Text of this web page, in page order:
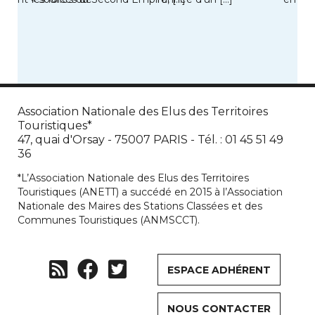
Association Nationale des Elus des Territoires
Touristiques*
47, quai d'Orsay - 75007 PARIS - Tél. : 01 45 51 49
36
*L’Association Nationale des Elus des Territoires
Touristiques (ANETT) a succédé en 2015 à l’Association
Nationale des Maires des Stations Classées et des
Communes Touristiques (ANMSCCT).
ESPACE ADHÉRENT
NOUS CONTACTER